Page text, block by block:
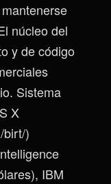
núcleo del
y de código
Sistema
X
birt/)
IBM